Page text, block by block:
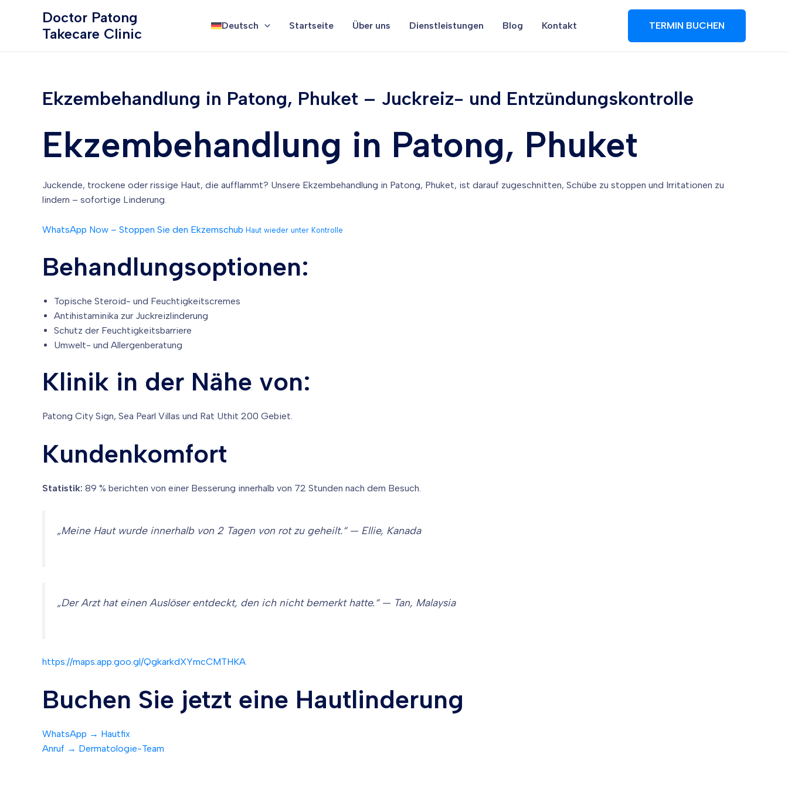
Doctor Patong
Takecare Clinic
Deutsch Startseite Über uns Dienstleistungen Blog Kontakt TERMIN BUCHEN
Ekzembehandlung in Patong, Phuket – Juckreiz- und Entzündungskontrolle
Ekzembehandlung in Patong, Phuket
Juckende, trockene oder rissige Haut, die aufflammt? Unsere Ekzembehandlung in Patong, Phuket, ist darauf zugeschnitten, Schübe zu stoppen und Irritationen zu
lindern – sofortige Linderung.
WhatsApp Now – Stoppen Sie den Ekzemschub Haut wieder unter Kontrolle
Behandlungsoptionen:
Topische Steroid- und Feuchtigkeitscremes
Antihistaminika zur Juckreizlinderung
Schutz der Feuchtigkeitsbarriere
Umwelt- und Allergenberatung
Klinik in der Nähe von:
Patong City Sign, Sea Pearl Villas und Rat Uthit 200 Gebiet.
Kundenkomfort
Statistik: 89 % berichten von einer Besserung innerhalb von 72 Stunden nach dem Besuch.
„Meine Haut wurde innerhalb von 2 Tagen von rot zu geheilt.“ — Ellie, Kanada
„Der Arzt hat einen Auslöser entdeckt, den ich nicht bemerkt hatte.“ — Tan, Malaysia
https://maps.app.goo.gl/QgkarkdXYmcCMTHKA
Buchen Sie jetzt eine Hautlinderung
WhatsApp → Hautfix
Anruf → Dermatologie-Team